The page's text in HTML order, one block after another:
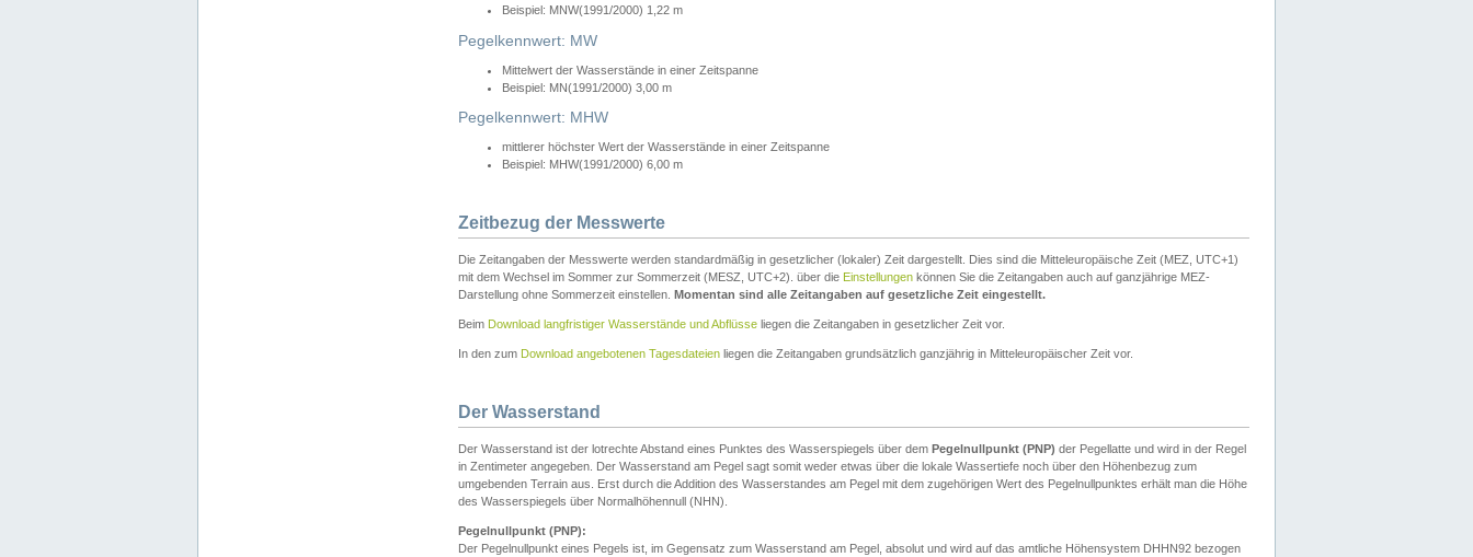
Beispiel: MNW(1991/2000) 1,22 m
Pegelkennwert: MW
Mittelwert der Wasserstände in einer Zeitspanne
Beispiel: MN(1991/2000) 3,00 m
Pegelkennwert: MHW
mittlerer höchster Wert der Wasserstände in einer Zeitspanne
Beispiel: MHW(1991/2000) 6,00 m
Zeitbezug der Messwerte
Die Zeitangaben der Messwerte werden standardmäßig in gesetzlicher (lokaler) Zeit dargestellt. Dies sind die Mitteleuropäische Zeit (MEZ, UTC+1)
mit dem Wechsel im Sommer zur Sommerzeit (MESZ, UTC+2). über die Einstellungen können Sie die Zeitangaben auch auf ganzjährige MEZ-
Darstellung ohne Sommerzeit einstellen. Momentan sind alle Zeitangaben auf gesetzliche Zeit eingestellt.
Beim Download langfristiger Wasserstände und Abflüsse liegen die Zeitangaben in gesetzlicher Zeit vor.
In den zum Download angebotenen Tagesdateien liegen die Zeitangaben grundsätzlich ganzjährig in Mitteleuropäischer Zeit vor.
Der Wasserstand
Der Wasserstand ist der lotrechte Abstand eines Punktes des Wasserspiegels über dem Pegelnullpunkt (PNP) der Pegellatte und wird in der Regel
in Zentimeter angegeben. Der Wasserstand am Pegel sagt somit weder etwas über die lokale Wassertiefe noch über den Höhenbezug zum
umgebenden Terrain aus. Erst durch die Addition des Wasserstandes am Pegel mit dem zugehörigen Wert des Pegelnullpunktes erhält man die Höhe
des Wasserspiegels über Normalhöhennull (NHN).
Pegelnullpunkt (PNP):
Der Pegelnullpunkt eines Pegels ist, im Gegensatz zum Wasserstand am Pegel, absolut und wird auf das amtliche Höhensystem DHHN92 bezogen